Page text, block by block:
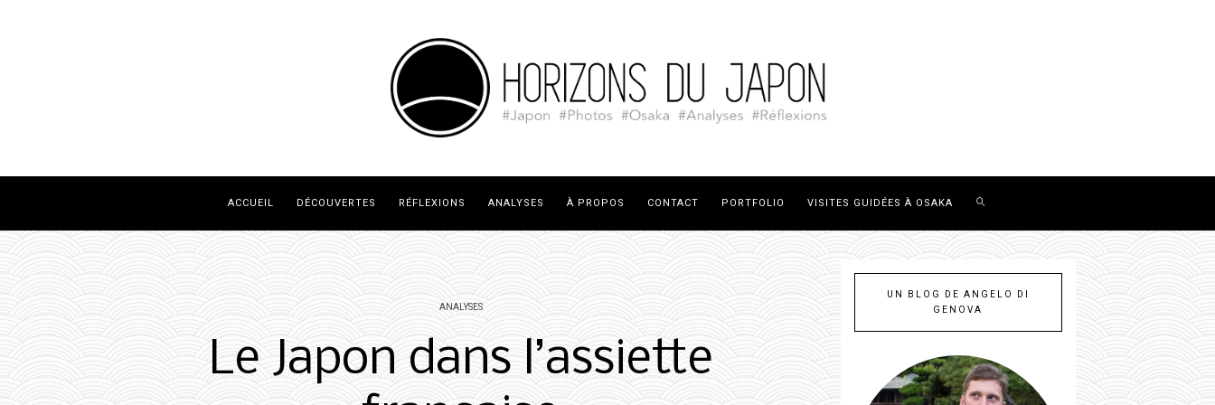
ACCUEIL DÉCOUVERTES RÉFLEXIONS ANALYSES À PROPOS CONTACT PORTFOLIO VISITES GUIDÉES À OSAKA
ANALYSES
Le Japon dans l’assiette
UN BLOG DE ANGELO DI
GENOVA